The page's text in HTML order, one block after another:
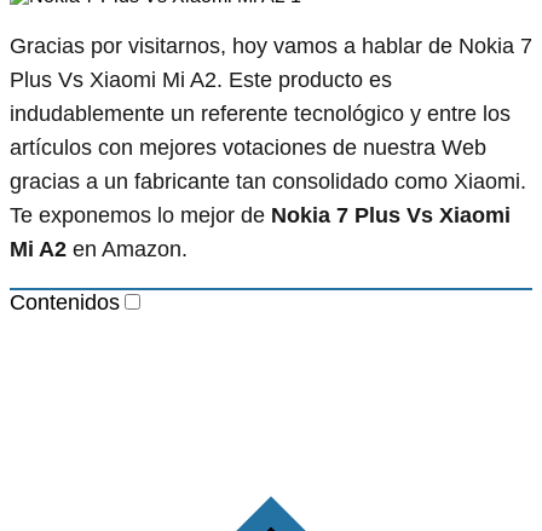
Gracias por visitarnos, hoy vamos a hablar de Nokia 7
Plus Vs Xiaomi Mi A2. Este producto es
indudablemente un referente tecnológico y entre los
artículos con mejores votaciones de nuestra Web
gracias a un fabricante tan consolidado como Xiaomi.
Te exponemos lo mejor de Nokia 7 Plus Vs Xiaomi
Mi A2 en Amazon.
Contenidos